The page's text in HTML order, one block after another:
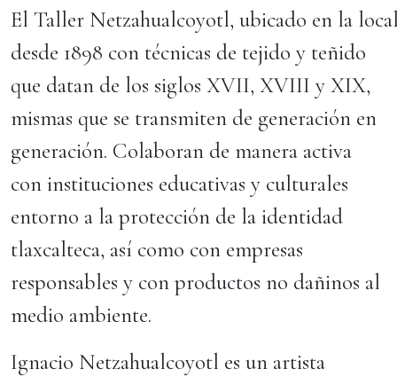
El Taller Netzahualcoyotl, ubicado en la
desde 1898 con técnicas de tejido y teñido
que datan de los siglos XVII, XVIII y XIX,
mismas que se transmiten de generación en
generación. Colaboran de manera activa
con instituciones educativas y culturales
entorno a la protección de la identidad
tlaxcalteca, así como con empresas
responsables y con productos no dañinos al
medio ambiente.
Ignacio Netzahualcoyotl es un artista